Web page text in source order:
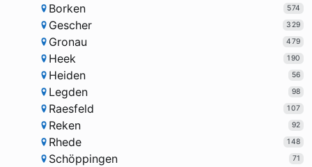
Borken 574
Gescher 329
Gronau 479
Heek 190
Heiden 56
Legden 98
Raesfeld 107
Reken 92
Rhede 148
Schöppingen 71